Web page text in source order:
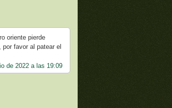
oriente pierde
favor al patear el
de 2022 a las 19:09